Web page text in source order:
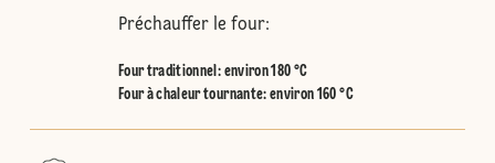
Préchauffer le four:
Four traditionnel : environ 180 °C
Four à chaleur tournante: environ 160 °C